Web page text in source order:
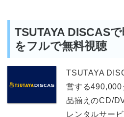
TSUTAYA DISCASで
をフルで無料視聴
TSUTAYA
営する490,000
品揃えのCD/
レンタルサービ